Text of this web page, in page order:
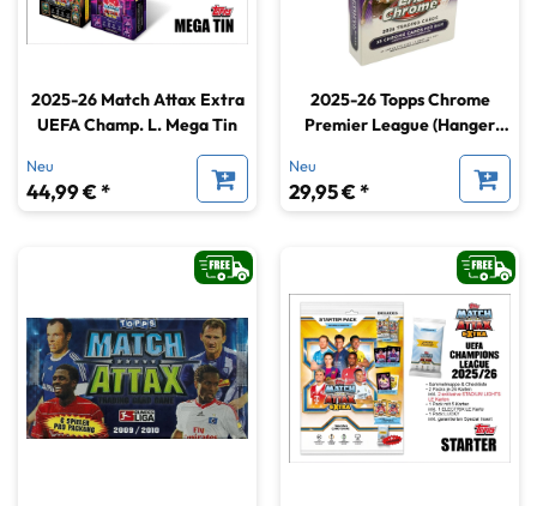
2025-26 Match Attax Extra
UEFA Champ. L. Mega Tin
Neu
44,99 € *
2025-26 Topps Chrome
Premier League (Hanger
Neu
29,95 € *